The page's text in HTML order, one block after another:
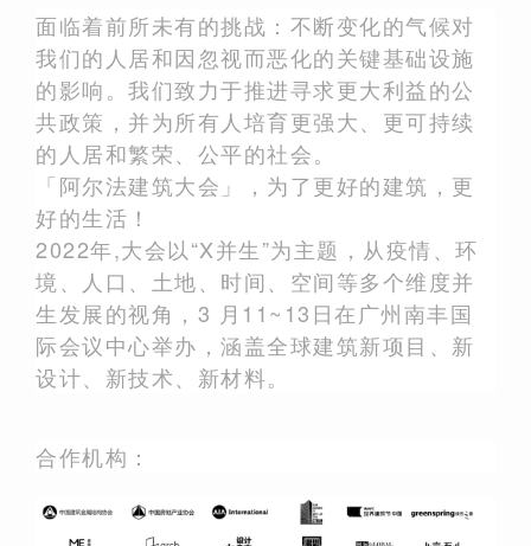
面临着前所未有的挑战：不断变化的气候对
我们的人居和因忽视而恶化的关键基础设施
的影响。我们致力于推进寻求更大利益的公
共政策，并为所有人培育更强大、更可持续
的人居和繁荣、公平的社会。
「阿尔法建筑大会」，为了更好的建筑，更
好的生活！
2022年,大会以“X并生”为主题，从疫情、环
境、人口、土地、时间、空间等多个维度并
生发展的视角，3 月11~13日在广州南丰国
际会议中心举办，涵盖全球建筑新项目、新
设计、新技术、新材料。
合作机构：